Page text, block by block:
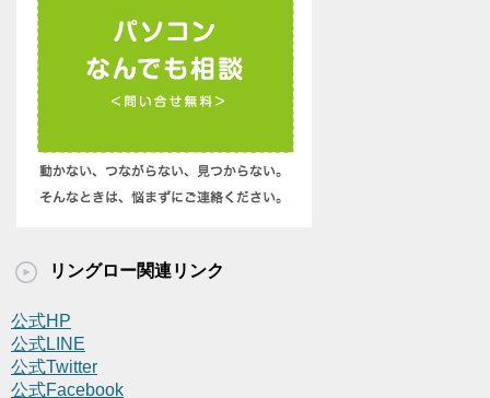
リングロー関連リンク
公式HP
公式LINE
公式Twitter
公式Facebook